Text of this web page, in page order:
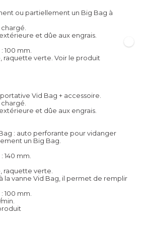
ou partiellement un Big Bag à
et dûe aux engrais.
100 mm.
raquette verte. Voir le produit
Vid Bag + accessoire.
et dûe aux engrais.
: auto perforante pour vidanger
un Big Bag.
140 mm.
raquette verte.
la vanne Vid Bag, il permet de remplir
100 mm.